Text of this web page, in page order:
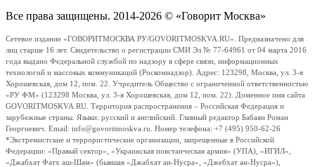
Все права защищены. 2014-2026 © «Говорит Москва»
Сетевое издание «ГОВОРИТМОСКВА.РУ/GOVORITMOSKVA.RU». Предназначено для
лиц старше 16 лет. Свидетельство о регистрации СМИ Эл № 77-64961 от 04 марта 2016
года выдано Федеральной службой по надзору в сфере связи, информационных
технологий и массовых коммуникаций (Роскомнадзор). Адрес: 123298, Москва, ул. 3-я
Хорошевская, дом 12, пом. 22. Учредитель Общество с ограниченной ответственностью
«РУ ФМ» (123298 Москва, ул. 3-я Хорошевская, дом 12, пом. 22). Доменное имя сайта
GOVORITMOSKVA.RU. Территория распространения – Российская Федерация и
зарубежные страны. Языки: русский и английский. Главный редактор Бабаян Роман
Георгиевич. Email: info@govoritmoskva.ru. Номер телефона: +7 (495) 950-62-26
*Экстремистские и террористические организации, запрещенные в Российской
Федерации: «Правый сектор», «Украинская повстанческая армия» (УПА), «ИГИЛ»,
«Джабхат Фатх аш-Шам» (бывшая «Джабхат ан-Нусра», «Джебхат ан-Нусра»),